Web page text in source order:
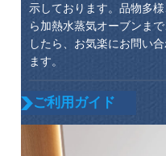
示しております。品物多
ら加熱水蒸気オーブンま
したら、お気楽にお問い
ます。
ご利用ガイド